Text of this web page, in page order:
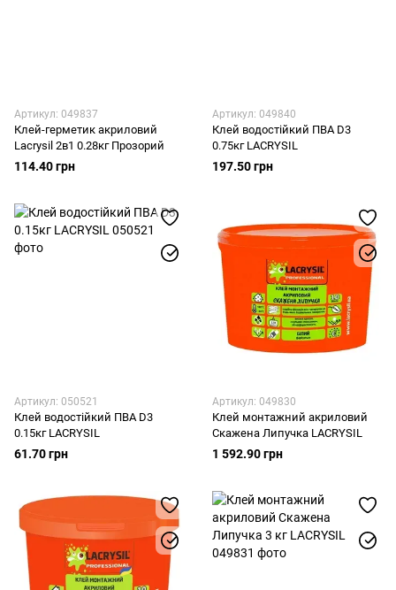
Артикул: 049837
Клей-герметик акриловий
Lacrysil 2в1 0.28кг Прозорий
114.40 грн
Артикул: 049840
Клей водостійкий ПВА D3
0.75кг LACRYSIL
197.50 грн
Артикул: 050521
Клей водостійкий ПВА D3
0.15кг LACRYSIL
61.70 грн
Артикул: 049830
Клей монтажний акриловий
Скажена Липучка LACRYSIL
1 592.90 грн